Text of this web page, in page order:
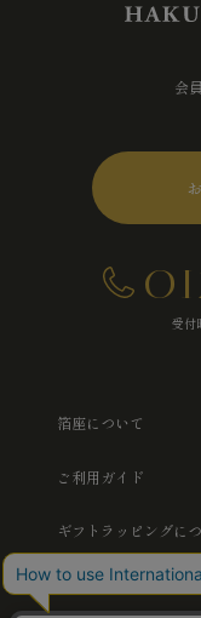
会
受付
箔座について
ご利用ガイド
ギフトラッピングに
よくあるご質問